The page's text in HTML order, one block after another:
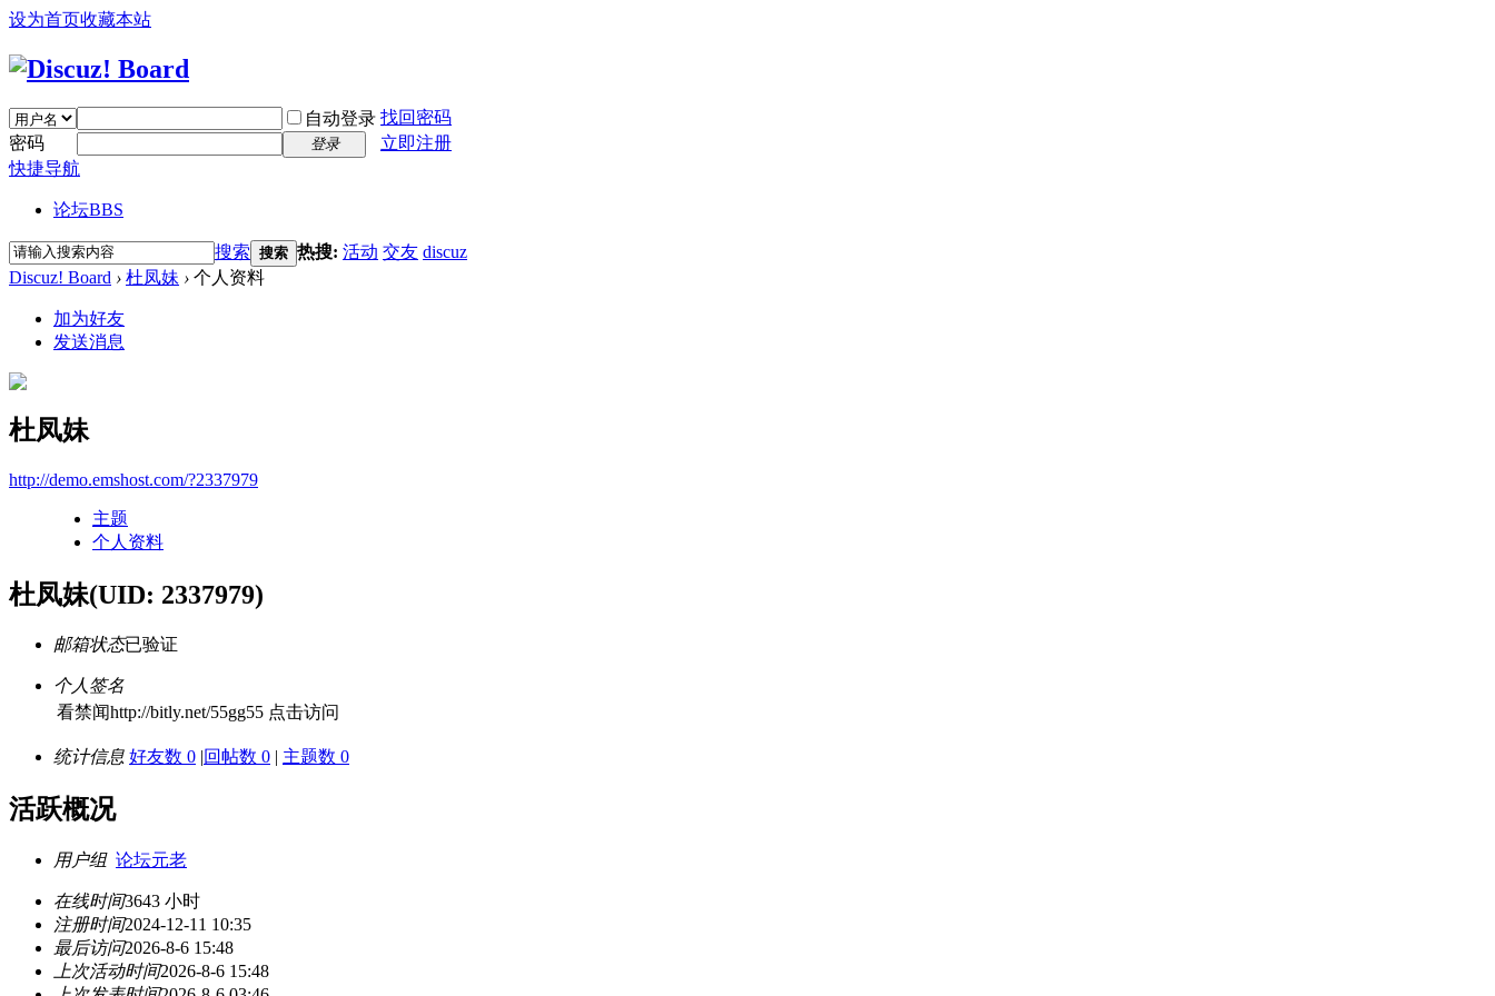
设为首页收藏本站
自动登录 找回密码
密码
登录
立即注册
快捷导航
论坛BBS
搜索 搜索 热搜: 活动 交友 discuz
Discuz! Board › 杜凤妹 › 个人资料
加为好友
发送消息
杜凤妹
http://demo.emshost.com/?2337979
主题
个人资料
杜凤妹(UID: 2337979)
邮箱状态已验证
个人签名
看禁闻http://bitly.net/55gg55 点击访问
统计信息 好友数 0 |回帖数 0 | 主题数 0
活跃概况
用户组 论坛元老
在线时间3643 小时
注册时间2024-12-11 10:35
最后访问2026-8-6 15:48
上次活动时间2026-8-6 15:48